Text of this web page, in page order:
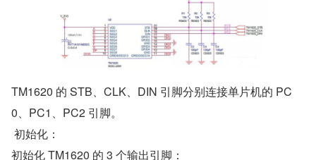
TM1620 的 STB、CLK、DIN 引脚分别连接单片机的 PC
0、PC1、PC2 引脚。
初始化：
初始化 TM1620 的 3 个输出引脚：